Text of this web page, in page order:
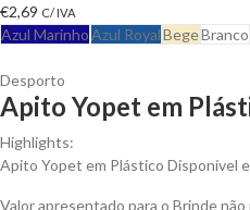
€2,69 C/ IVA
Azul MarinhoAzul RoyalBegeBranco
Desporto
Apito Yopet em
Highlights:
Apito Yopet em Plástico Disponível
Valor apresentado para o Brinde